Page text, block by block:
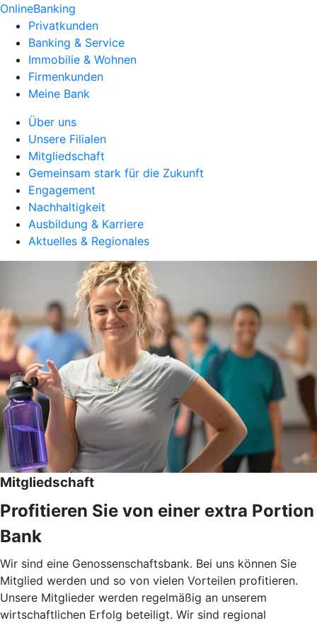
OnlineBanking
Privatkunden
Banking & Service
Immobilie & Wohnen
Firmenkunden
Meine Bank
Über uns
Unsere Filialen
Mitgliedschaft
Gemeinsam stark für die Zukunft
Engagement
Nachhaltigkeit
Ausbildung & Karriere
Aktuelles & Regionales
Mitgliedschaft
Profitieren Sie von einer extra Portion
Bank
Wir sind eine Genossenschaftsbank. Bei uns können Sie
Mitglied werden und so von vielen Vorteilen profitieren.
Unsere Mitglieder werden regelmäßig an unserem
wirtschaftlichen Erfolg beteiligt. Wir sind regional